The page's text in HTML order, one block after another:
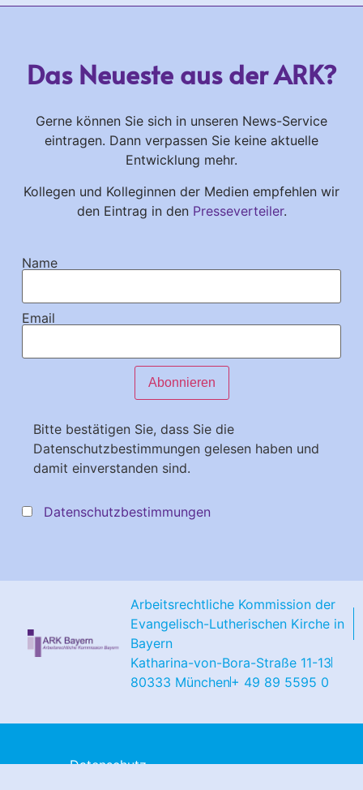
Das Neueste aus der ARK?
Gerne können Sie sich in unseren News-Service
eintragen. Dann verpassen Sie keine aktuelle
Entwicklung mehr.
Kollegen und Kolleginnen der Medien empfehlen wir
den Eintrag in den Presseverteiler.
Name
Email
Bitte bestätigen Sie, dass Sie die
Datenschutzbestimmungen gelesen haben und
damit einverstanden sind.
Datenschutzbestimmungen
Arbeitsrechtliche Kommission der
Evangelisch-Lutherischen Kirche in
Bayern
Katharina-von-Bora-Straße 11-13
80333 München+ 49 89 5595 0
Datenschutz